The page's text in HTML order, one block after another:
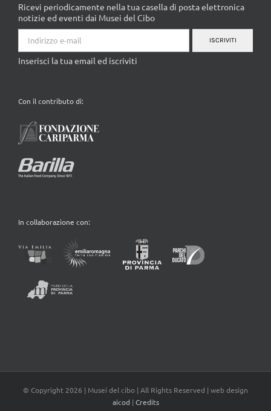
Ricevi periodicamente nella tua casella di posta elettronica
notizie ed eventi dai Musei del Cibo
ISCRIVITI
Inserisci la tua email ed iscriviti
Con il contributo di:
In collaborazione con:
© Copyright 2026 | Musei del cibo | All Rights Reserved | web design
aicod | Credits